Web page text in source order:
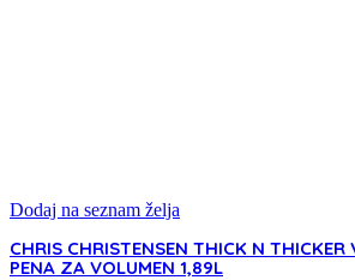
Dodaj na seznam želja
CHRIS CHRISTENSEN THICK N THICKER
PENA ZA VOLUMEN 1,89L